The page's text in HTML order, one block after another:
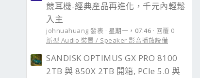
競耳機-經典產品再進化，千元內輕鬆
入主
johnuahuang 發表 星期一，07:46
回覆 0
新型 Audio 裝置 / Speaker 影音播放設備
SANDISK OPTIMUS GX PRO 8100
2TB 與 850X 2TB 開箱, PCIe 5.0 與